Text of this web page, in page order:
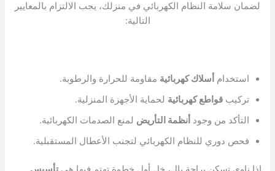
لضمان سلامة النظام الكهربائي في منزلك، يجب الالتزام بالمعايير
التالية:
استخدام أسلاك كهربائية مقاومة للحرارة والرطوبة.
تركيبقواطع كهربائية لحماية الأجهزة المنزلية.
التأكد من وجود أنظمة التأريض لمنع الصدمات الكهربائية.
فحص دوري للنظام الكهربائي لتجنب الأعطال المستقبلية.